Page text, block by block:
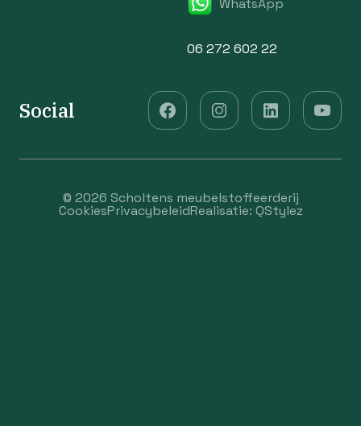
WhatsApp
06 272 602 22
Social
© 2026 Scholtens meubelstoffeerderij
CookiesPrivacybeleidRealisatie: QStylez